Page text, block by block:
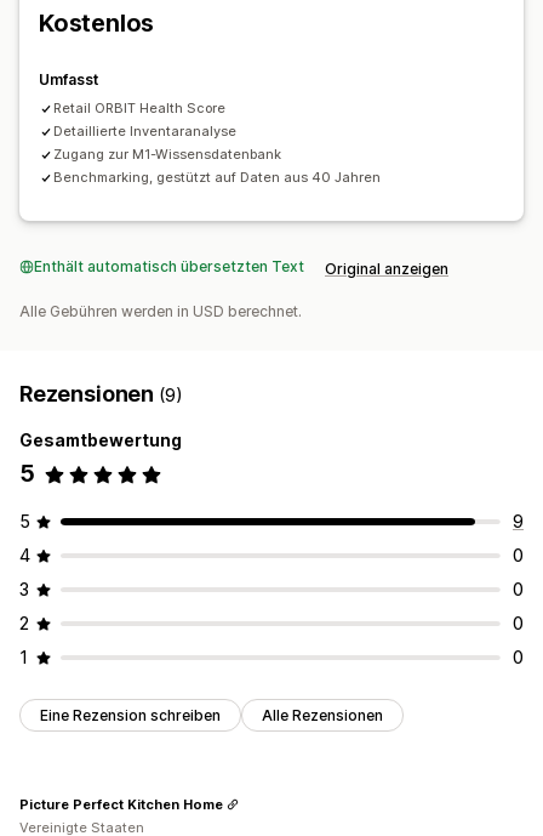
Kostenlos
Umfasst
Retail ORBIT Health Score
Detaillierte Inventaranalyse
Zugang zur M1-Wissensdatenbank
Benchmarking, gestützt auf Daten aus 40 Jahren
Enthält automatisch übersetzten Text Original anzeigen
Alle Gebühren werden in USD berechnet.
Rezensionen (9)
Gesamtbewertung
5
5
9
4
0
3
0
2
0
1
0
Eine Rezension schreiben Alle Rezensionen
Picture Perfect Kitchen Home
Vereinigte Staaten